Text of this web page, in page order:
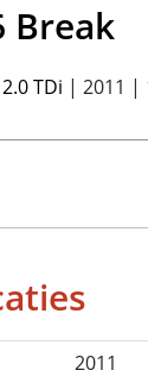
Break
TDi | 2011 |
2011